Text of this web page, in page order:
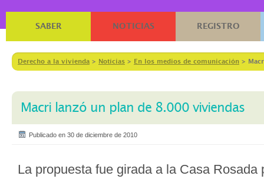
SABER NOTICIAS REGISTRO
Derecho a la vivienda > Notícias > En los medios de comunicación >
Macri lanzó un plan de 8.000 viviendas
Publicado en 30 de diciembre de 2010
La propuesta fue girada a la Casa Rosada